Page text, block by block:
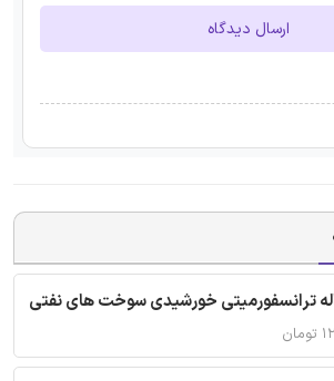
ارسال دیدگاه
ترانسفورمیتی خورشیدی سوخت های نفتی